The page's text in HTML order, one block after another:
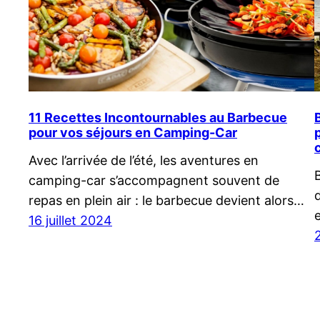
11 Recettes Incontournables au Barbecue
pour vos séjours en Camping-Car
Avec l’arrivée de l’été, les aventures en
camping-car s’accompagnent souvent de
repas en plein air : le barbecue devient alors…
16 juillet 2024